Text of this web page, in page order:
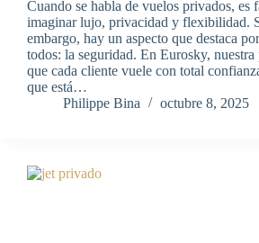
Cuando se habla de vuelos privados, es
imaginar lujo, privacidad y flexibilidad.
embargo, hay un aspecto que destaca
todos: la seguridad. En Eurosky, nuestra
que cada cliente vuele con total
que está…
Philippe Bina
octubre 8, 2025